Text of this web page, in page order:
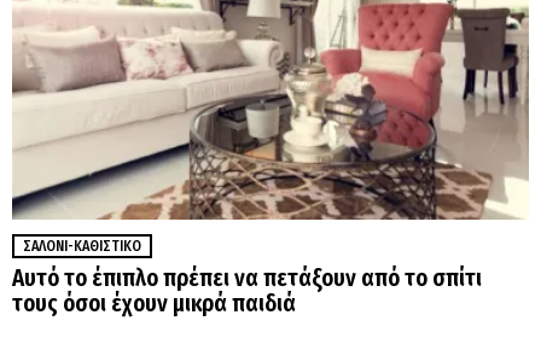
ΣΑΛΌΝΙ-ΚΑΘΙΣΤΙΚΌ
Αυτό το έπιπλο πρέπει να πετάξουν από το σπίτι
τους όσοι έχουν μικρά παιδιά